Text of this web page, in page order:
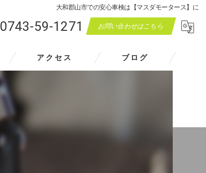
大和郡山市での安心車検は【マスダモータース】に
0743-59-1271 お問い合わせはこちら
アクセス ブログ